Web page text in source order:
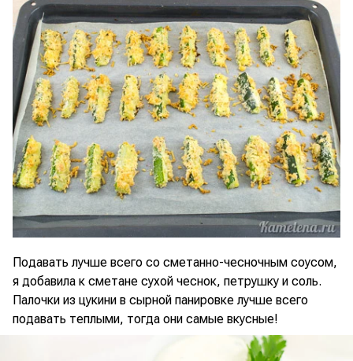
Подавать лучше всего со сметанно-чесночным соусом,
я добавила к сметане сухой чеснок, петрушку и соль.
Палочки из цукини в сырной панировке лучше всего
подавать теплыми, тогда они самые вкусные!